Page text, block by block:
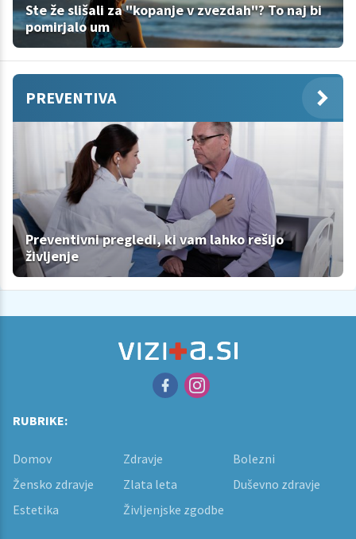
Ste že slišali za "kopanje v zvezdah"? To naj bi
pomirjalo um
PREVENTIVA
Preventivni pregledi, ki vam lahko rešijo
življenje
RUBRIKE:
Domov Zdravje
Bolezni
Žensko zdravje
Zlata leta
Duševno zdravje
Estetika
Življenjske zgodbe